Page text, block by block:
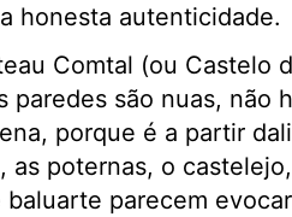
honesta autenticidade.
Comtal (ou Castelo
paredes são nuas, não
porque é a partir
as poternas, o
baluarte parecem